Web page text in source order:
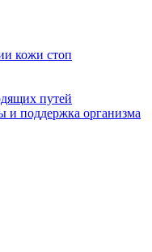
кожи стоп
путей
и поддержка организма